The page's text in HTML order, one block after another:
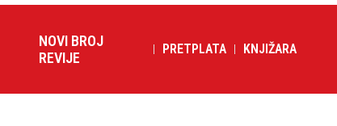
NOVI BROJ
REVIJE
PRETPLATA KNJIŽARA